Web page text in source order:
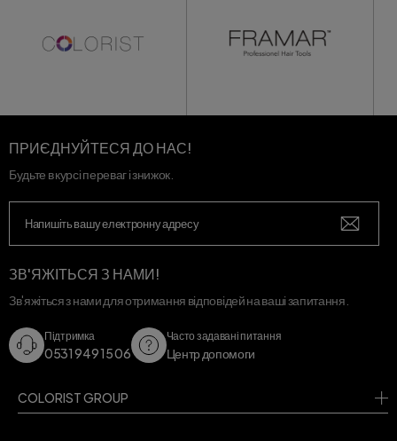
ПРИЄДНУЙТЕСЯ ДО НАС!
Будьте в курсі переваг і знижок.
ЗВ'ЯЖІТЬСЯ З НАМИ!
Зв'яжіться з нами для отримання відповідей на ваші запитання.
Підтримка
0531 949 15 06
Часто задавані питання
Центр допомоги
COLORIST GROUP